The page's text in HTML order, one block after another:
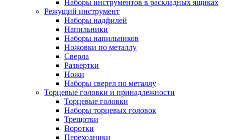
Наборы инструментов в раскладных ящиках
Режущий инструмент
Наборы надфилей
Напильники
Наборы напильников
Ножовки по металлу
Сверла
Развертки
Ножи
Наборы сверел по металлу
Торцевые головки и принадлежности
Торцевые головки
Наборы торцевых головок
Трещотки
Воротки
Переходники